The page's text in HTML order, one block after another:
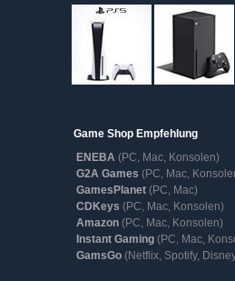
Game Shop Empfehlung
ENEBA (PC, Mac, Konsolen)
G2A Games (PC, Mac,
GamesPlanet (PC, Mac)
CDKeys (PC, Mac, Konsolen)
Amazon (PC, Mac, Konsolen)
Instant Gaming (PC, Mac,
GamsGo (Netflix, Spotify,